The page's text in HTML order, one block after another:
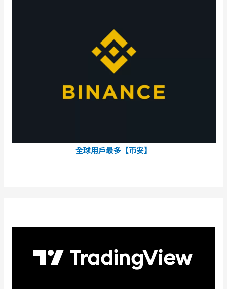
全球用戶最多【币安】